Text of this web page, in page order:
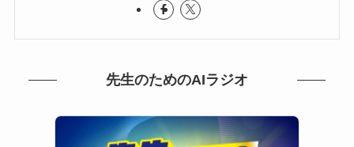
先生のためのAIラジオ